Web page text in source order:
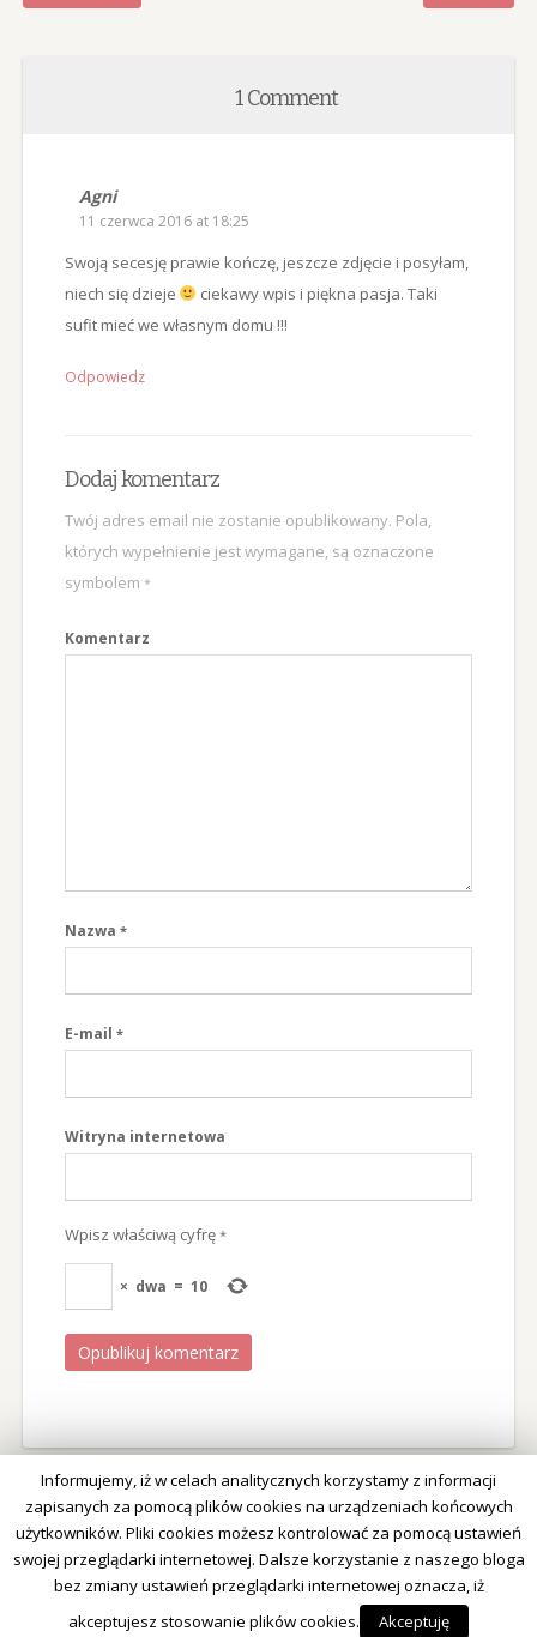
1 Comment
Agni
11 czerwca 2016 at 18:25
Swoją secesję prawie kończę, jeszcze zdjęcie i posyłam,
niech się dzieje
ciekawy wpis i piękna pasja. Taki
sufit mieć we własnym domu !!!
Odpowiedz
Dodaj komentarz
Twój adres email nie zostanie opublikowany. Pola,
których wypełnienie jest wymagane, są oznaczone
symbolem *
Komentarz
Nazwa *
E-mail *
Witryna internetowa
Wpisz właściwą cyfrę*
× dwa = 10
Royal-Stone.pl Twórz z nami biżuterię
Informujemy, iż w celach analitycznych korzystamy z informacji
zapisanych za pomocą plików cookies na urządzeniach końcowych
użytkowników. Pliki cookies możesz kontrolować za pomocą ustawień
swojej przeglądarki internetowej. Dalsze korzystanie z naszego bloga
bez zmiany ustawień przeglądarki internetowej oznacza, iż
akceptujesz stosowanie plików cookies.
Akceptuję